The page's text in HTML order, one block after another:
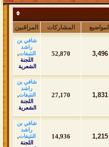
المواضيع المشاركات المراقبين
3,496
52,870
شافي بن
راشد
النتيفات,
اللجنة
الشعرية
1,831
27,170
شافي بن
راشد
النتيفات,
اللجنة
الشعرية
1,215
14,936
شافي بن
راشد
النتيفات,
اللجنة